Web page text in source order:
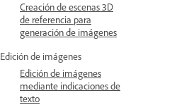
Creación de escenas 3D
de referencia para
generación de imágenes
Edición de imágenes
Edición de imágenes
mediante indicaciones de
texto